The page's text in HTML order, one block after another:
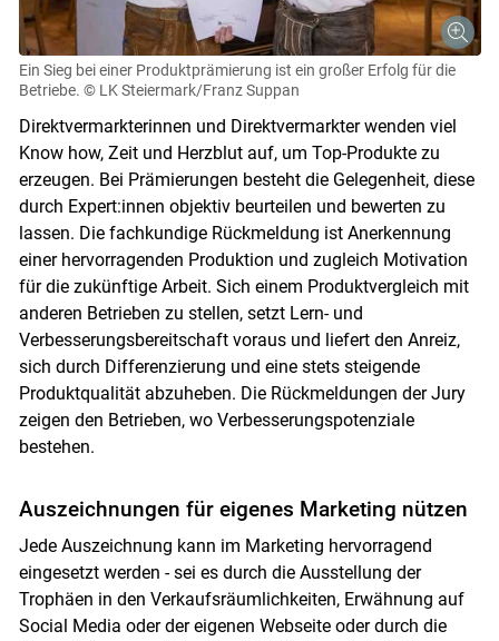
Ein Sieg bei einer Produktprämierung ist ein großer Erfolg für die
Betriebe. © LK Steiermark/Franz Suppan
Direktvermarkterinnen und Direktvermarkter wenden viel
Know how, Zeit und Herzblut auf, um Top-Produkte zu
erzeugen. Bei Prämierungen besteht die Gelegenheit, diese
durch Expert:innen objektiv beurteilen und bewerten zu
lassen. Die fachkundige Rückmeldung ist Anerkennung
einer hervorragenden Produktion und zugleich Motivation
für die zukünftige Arbeit. Sich einem Produktvergleich mit
anderen Betrieben zu stellen, setzt Lern- und
Verbesserungsbereitschaft voraus und liefert den Anreiz,
sich durch Differenzierung und eine stets steigende
Produktqualität abzuheben. Die Rückmeldungen der Jury
zeigen den Betrieben, wo Verbesserungspotenziale
bestehen.
Auszeichnungen für eigenes Marketing nützen
Jede Auszeichnung kann im Marketing hervorragend
eingesetzt werden - sei es durch die Ausstellung der
Trophäen in den Verkaufsräumlichkeiten, Erwähnung auf
Social Media oder der eigenen Webseite oder durch die